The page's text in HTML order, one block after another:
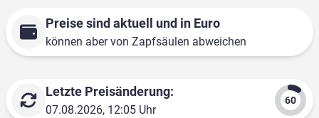
Preise sind aktuell und in Euro
können aber von Zapfsäulen abweichen
Letzte Preisänderung:
07.08.2026, 12:05 Uhr